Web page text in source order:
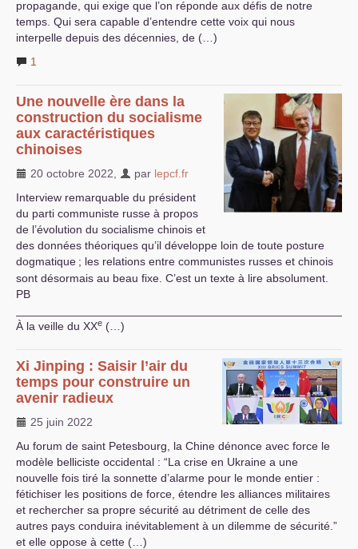
propagande, qui exige que l’on réponde aux défis de notre
temps. Qui sera capable d’entendre cette voix qui nous
interpelle depuis des décennies, de (…)
1
Une nouvelle ère dans la
construction du socialisme
aux caractéristiques
chinoises
20 octobre 2022 par lepcf.fr
Interview remarquable du président
du parti communiste russe à propos
de l’évolution du socialisme chinois et
des données théoriques qu’il développe loin de toute posture
dogmatique ; les relations entre communistes russes et chinois
sont désormais au beau fixe. C’est un texte à lire absolument.
PB
À la veille du XXe (…)
Xi Jinping : Saisir l’air du
temps pour construire un
avenir radieux
25 juin 2022
Au forum de saint Petesbourg, la Chine dénonce avec force le
modèle belliciste occidental : “La crise en Ukraine a une
nouvelle fois tiré la sonnette d’alarme pour le monde entier :
fétichiser les positions de force, étendre les alliances militaires
et rechercher sa propre sécurité au détriment de celle des
autres pays conduira inévitablement à un dilemme de sécurité.”
et elle oppose à cette (…)